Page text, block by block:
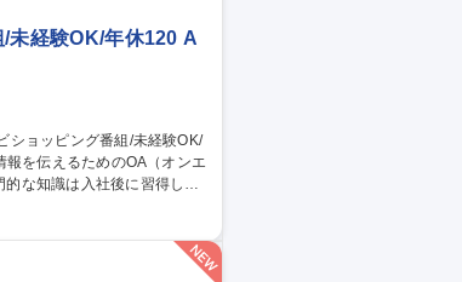
/未経験OK/年休120 A
な知識は入社後に習得して
報をQVC専用システムに入
相違がないかを確認します。